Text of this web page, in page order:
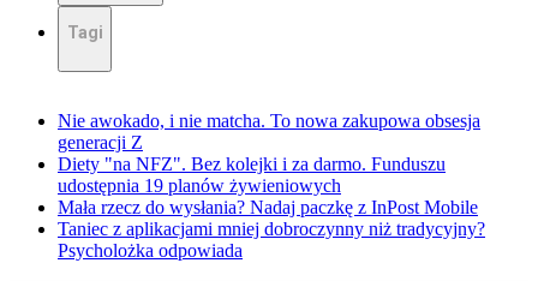
Tagi
Nie awokado, i nie matcha. To nowa zakupowa obsesja
generacji Z
Diety "na NFZ". Bez kolejki i za darmo. Funduszu
udostępnia 19 planów żywieniowych
Mała rzecz do wysłania? Nadaj paczkę z InPost Mobile
Taniec z aplikacjami mniej dobroczynny niż tradycyjny?
Psycholożka odpowiada